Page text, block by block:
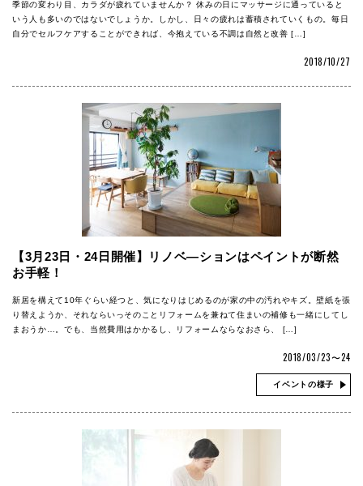
季節の変わり目、カラダが疲れていませんか？ 休みの日にマッサージに通っていると
いう人も多いのではないでしょうか。しかし、日々の疲れは蓄積されていくもの。毎日
自分でセルフケアすることができれば、今抱えている不調は自然と改善 […]
2018/10/27
【3月23日・24日開催】リノベ―ションはペイントが断然
お手軽！
新居を構えて10年ぐらい経つと、気になりはじめるのが家の中の汚れやキズ。壁紙を張
り替えようか、それならいっそのことリフォームを兼ねて住まいの補修も一緒にしてし
まおうか…。でも、当然費用はかかるし、リフォームならなおさら、 […]
2018/03/23〜24
イベントの様子